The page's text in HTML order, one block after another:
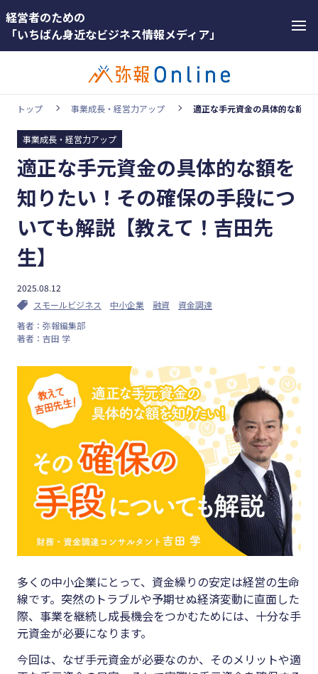
経営者のための
「いちばん身近なビジネス情報メディア」
カテゴリー
顧客獲得・売上アップ
人材（採用・育成・定着）
事業成長・経営力アップ
経営ノウハウ＆トレンド
弥生の製品・サービス
業務効率化
キーワード
#インボイス
#インボイス制度
#電子帳簿保存法
#集客
#資金調達
#DX
#生産性向上
#採用
#人材育成
#店舗経営
#クラブオフ
ホットワー
#インボ
イス
#インボ
#電子帳
簿保存法
#集客
#資金調
#人材育
#店舗経
#クラブ
オフ
トップ 事業成長・経営力アップ 適正な手元資金の具体的な額を
事業成長・経営力アップ
適正な手元資金の具体的な額を
知りたい！その確保の手段につ
いても解説【教えて！吉田先
生】
2025.08.12
スモールビジネス
中小企業 融資
資金調達
著者：弥報編集部
著者：吉田 学
多くの中小企業にとって、資金繰りの安定は経営の生命
線です。突然のトラブルや予期せぬ経済変動に直面した
際、事業を継続し成長機会をつかむためには、十分な手
元資金が必要になります。
今回は、なぜ手元資金が必要なのか、そのメリットや適